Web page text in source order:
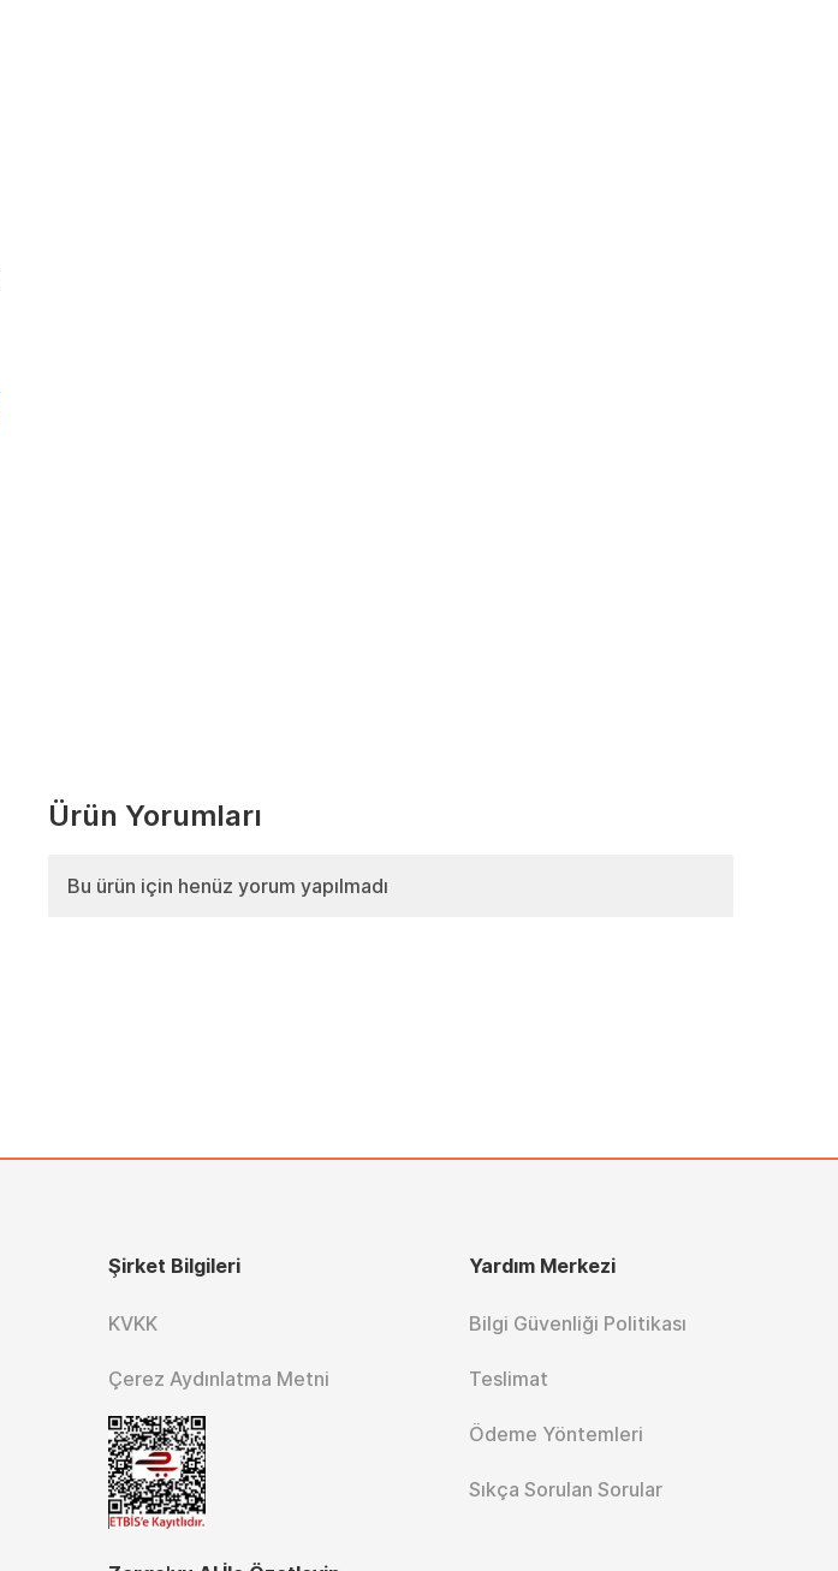
Ürün Yorumları
Bu ürün için henüz yorum yapılmadı
Şirket Bilgileri
KVKK
Çerez Aydınlatma Metni
Yardım Merkezi
Bilgi Güvenliği Politikası
Teslimat
Ödeme Yöntemleri
Sıkça Sorulan Sorular